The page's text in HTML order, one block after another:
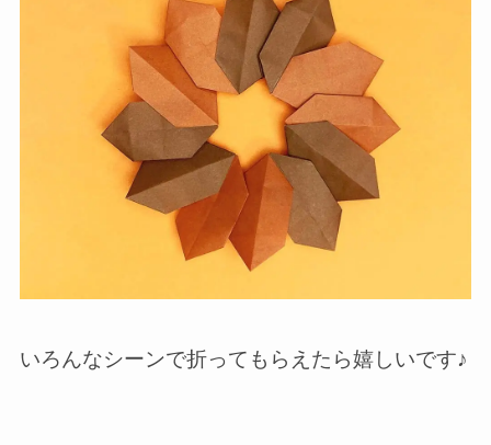
いろんなシーンで折ってもらえたら嬉しいです♪